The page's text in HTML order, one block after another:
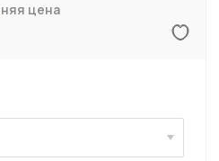
цена